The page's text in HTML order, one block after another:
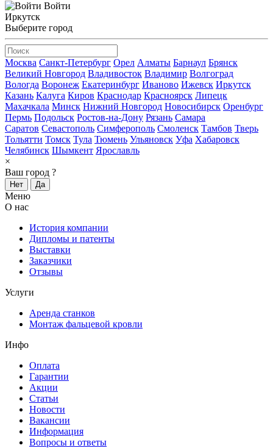
Войти
Иркутск
Выберите город
Москва Санкт-Петербург Орел Алматы Барнаул Брянск
Великий Новгород Владивосток Владимир Волгоград
Вологда Воронеж Екатеринбург Иваново Ижевск Иркутск
Казань Калуга Киров Краснодар Красноярск Липецк
Махачкала Минск Нижний Новгород Новосибирск Оренбург
Пермь Подольск Ростов-на-Дону Рязань Самара
Саратов Севастополь Симферополь Смоленск Тамбов Тверь
Тольятти Томск Тула Тюмень Ульяновск Уфа Хабаровск
Челябинск Шымкент Ярославль
×
Ваш город ?
Нет Да
Меню
О нас
История компании
Дипломы и патенты
Выставки
Заказчики
Отзывы
Услуги
Аренда станков
Монтаж фальцевой кровли
Инфо
Оплата
Гарантии
Акции
Статьи
Новости
Вакансии
Информация
Вопросы и ответы